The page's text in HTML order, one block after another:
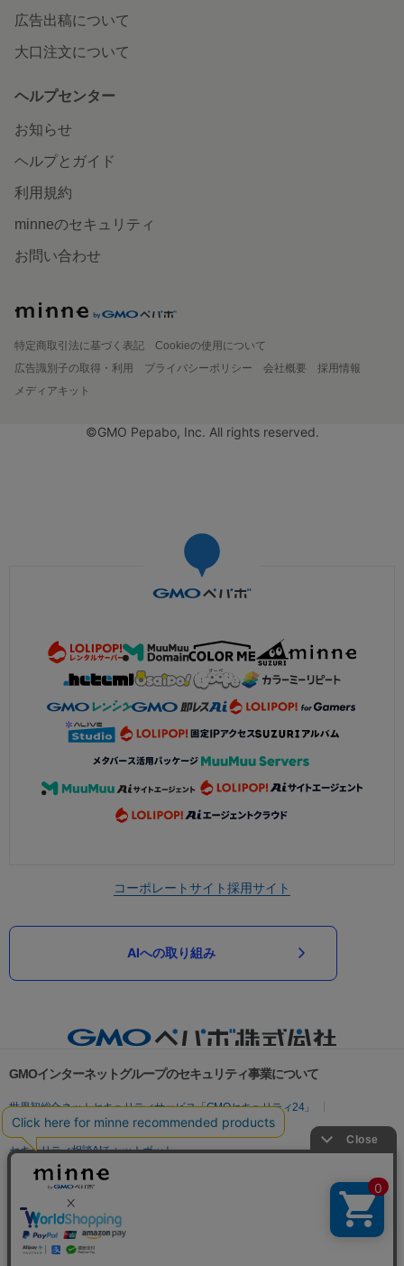
広告出稿について
大口注文について
ヘルプセンター
お知らせ
ヘルプとガイド
利用規約
minneのセキュリティ
お問い合わせ
特定商取引法に基づく表記
Cookieの使用について
広告識別子の取得・利用
プライバシーポリシー 会社概要
採用情報
メディアキット
©GMO Pepabo, Inc. All rights reserved.
コーポレートサイト採用サイト
AIへの取り組み
GMOインターネットグループのセキュリティ事業について
世界初総合ネットセキュリティサービス「GMOセキュリティ24」
パスワード漏洩診断
Webサイトリスク診断
セキュリティ相談AIチャットボット
実在証明・盗聴対策
サイバー攻撃対策（GMO Flatt Security）
セキュリティ事業の軌跡